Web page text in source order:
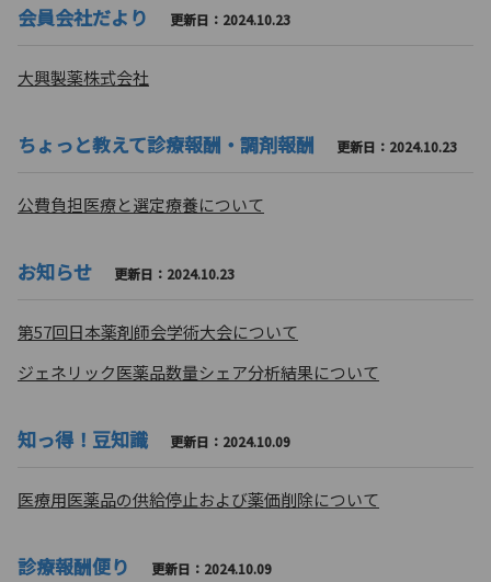
会員会社だより 更新日：2024.10.23
大興製薬株式会社
ちょっと教えて診療報酬・調剤報酬 更新日：2024.10.23
公費負担医療と選定療養について
お知らせ 更新日：2024.10.23
第57回日本薬剤師会学術大会について
ジェネリック医薬品数量シェア分析結果について
知っ得！豆知識 更新日：2024.10.09
医療用医薬品の供給停止および薬価削除について
診療報酬便り 更新日：2024.10.09